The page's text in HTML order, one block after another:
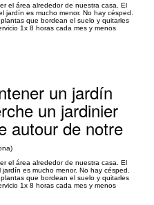
el área alrededor de nuestra casa. El
jardín es mucho menor. No hay césped.
que bordean el suelo y quitarles
1x 8 horas cada mes y menos
un jardín
un jardinier
autour de notre
el área alrededor de nuestra casa. El
es mucho menor. No hay césped.
que bordean el suelo y quitarles
1x 8 horas cada mes y menos